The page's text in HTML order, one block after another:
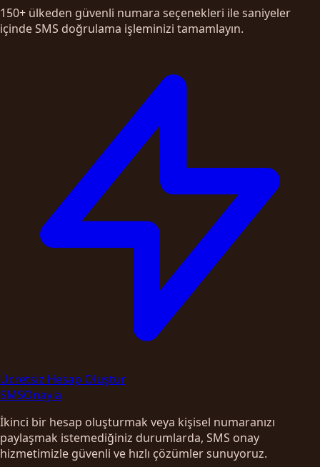
150+ ülkeden güvenli numara seçenekleri ile saniyeler
içinde SMS doğrulama işleminizi tamamlayın.
Ücretsiz Hesap Oluştur
SMSOnayla
İkinci bir hesap oluşturmak veya kişisel numaranızı
paylaşmak istemediğiniz durumlarda, SMS onay
hizmetimizle güvenli ve hızlı çözümler sunuyoruz.